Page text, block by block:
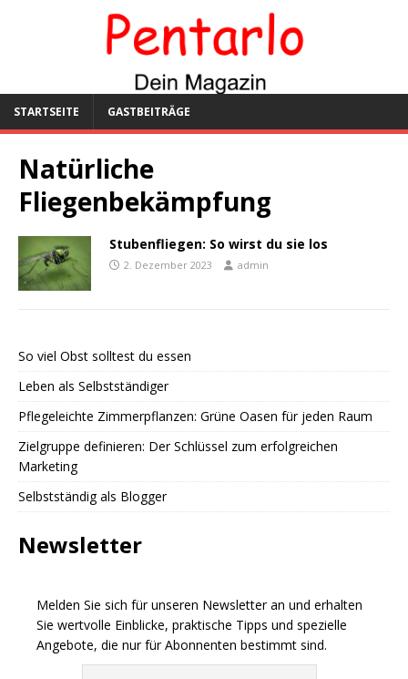
STARTSEITE GASTBEITRÄGE
Natürliche
Fliegenbekämpfung
Stubenfliegen: So wirst du sie los
2. Dezember 2023 admin
So viel Obst solltest du essen
Leben als Selbstständiger
Pflegeleichte Zimmerpflanzen: Grüne Oasen für jeden Raum
Zielgruppe definieren: Der Schlüssel zum erfolgreichen
Marketing
Selbstständig als Blogger
Newsletter
Melden Sie sich für unseren Newsletter an und erhalten
Sie wertvolle Einblicke, praktische Tipps und spezielle
Angebote, die nur für Abonnenten bestimmt sind.